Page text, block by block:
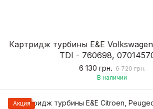
Картридж турбины E&E
TDI - 760698,
6 130 грн. 6 720 грн.
В наличии
Акция